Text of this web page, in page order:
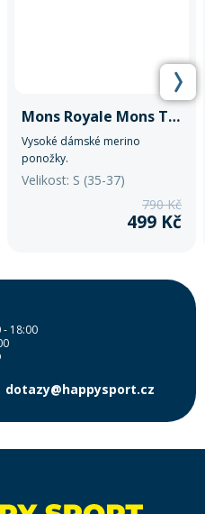
Mons Royale Mons Tech Cushion
Vysoké dámské merino
ponožky.
Velikost: S (35-37)
790 Kč
499 Kč
- 18:00
dotazy@happysport.cz